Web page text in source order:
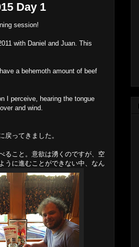
Day 1
session!
with Daniel and Juan. This
a behemoth amount of beef
I perceive, hearing the tongue
and wind.
ってきました。
ること。意欲は湧くのですが、空
うに進むことができない中、なん